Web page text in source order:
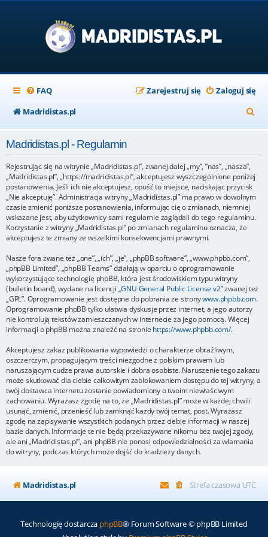
FAQ Zaloguj się
Zarejestruj się
Madridistas.pl
z
j
Madridistas.pl - Regulamin
Rejestrując się na witrynie „Madridistas.pl”, zwanej dalej „my”, ”nas”, „nasza”,
„Madridistas.pl”, „https://madridistas.pl”, akceptujesz wyszczególnione poniżej
postanowienia. Jeśli ich nie akceptujesz, opuść to miejsce, naciskając przycisk
„Nie akceptuję”. Administracja witryny „Madridistas.pl” ma prawo w dowolnym
czasie zmienić poniższe postanowienia, informując cię o zmianach, niemniej
wskazane jest, aby użytkownicy sami regularnie zaglądali do tego regulaminu.
Korzystanie z witryny „Madridistas.pl” po zmianach regulaminu oznacza, że
akceptujesz te zmiany ze wszelkimi konsekwencjami prawnymi.
Nasze fora zwane też „one”, „ich”, „je”, „phpBB software”, „www.phpbb.com”,
„phpBB Limited”, „phpBB Teams” działają w oparciu o oprogramowanie
wykorzystujące technologię phpBB, która jest środowiskiem typu witryny
(bulletin board), wydane na licencji „GNU General Public License v2” zwanej też
„GPL”. Oprogramowanie jest dostępne do pobrania ze stronywww.phpbb.com.
Oprogramowanie phpBB tylko ułatwia dyskusje przez internet, a jego autorzy
nie kontrolują tekstów zamieszczanych w internecie za jego pomocą. Więcej
informacji o phpBB można znaleźć na stronie https://www.phpbb.com/.
Akceptujesz zakaz publikowania wypowiedzi o charakterze obraźliwym,
oszczerczym, propagującym treści niezgodne z polskim prawem lub
naruszającym cudze prawa autorskie i dobra osobiste. Naruszenie tego zakazu
może skutkować dla ciebie całkowitym zablokowaniem dostępu do tej witryny, a
twój dostawca internetu zostanie powiadomiony o twoim niewłaściwym
zachowaniu. Wyrażasz zgodę na to, że „Madridistas.pl” może w każdej chwili
usunąć, zmienić, przenieść lub zamknąć każdy twój temat, post. Wyrażasz
zgodę na zapisywanie wszystkich podanych przez ciebie informacji w naszej
bazie danych. Informacje te nie będą przekazywane nikomu bez twojej zgody,
ale ani „Madridistas.pl”, ani phpBB nie ponosi odpowiedzialności za włamania
do witryny, podczas których może dojść do kradzieży danych.
Madridistas.pl Strefa czasowa UTC
Technologię dostarcza phpBB® Forum Software © phpBB Limited